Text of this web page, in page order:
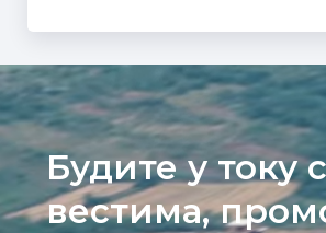
Будите у току
вестима,